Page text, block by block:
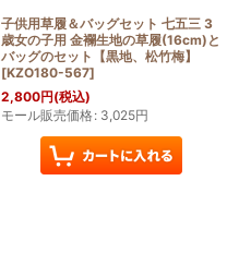
子供用草履＆バッグセット 七五三 3
歳女の子用 金襴生地の草履(16cm)と
バッグのセット【黒地、松竹梅】
[KZO180-567]
2,800円(税込)
モール販売価格: 3,025円